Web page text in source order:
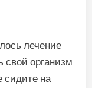
лечение
свой организм
сидите на